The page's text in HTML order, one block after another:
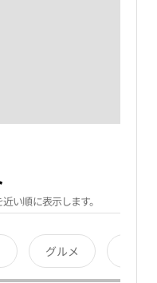
い順に表示します。
グルメ